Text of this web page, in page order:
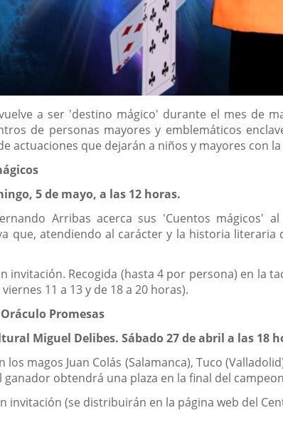
a ser 'destino mágico' durante el mes de
de personas mayores y emblemáticos
actuaciones que dejarán a niños y mayores con
5 de mayo, a las 12 horas.
Arribas acerca sus 'Cuentos mágicos'
que, atendiendo al carácter y la historia
invitación. Recogida (hasta 4 por persona) en la
11 a 13 y de 18 a 20 horas).
Promesas
Miguel Delibes. Sábado 27 de abril a las 18
los magos Juan Colás (Salamanca), Tuco
ganador obtendrá una plaza en la final del
invitación (se distribuirán en la página web del